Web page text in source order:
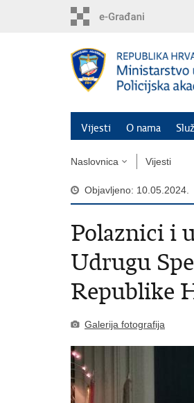
Vijesti O nama
Naslovnica Vijesti
Objavljeno: 10.05.2024.
Polaznici i
Udrugu
Republike
Galerija fotografija